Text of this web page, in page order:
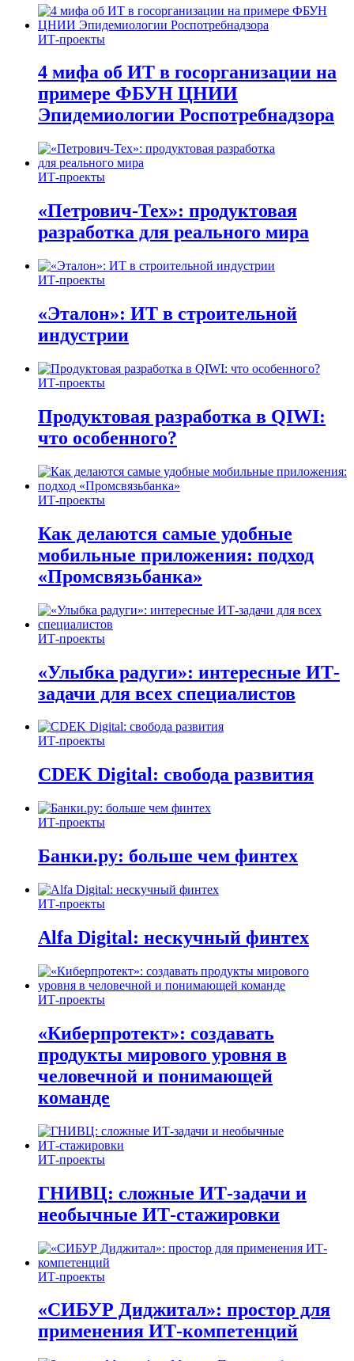
ИТ-проекты
4 мифа об ИТ в госорганизации на
примере ФБУН ЦНИИ
Эпидемиологии Роспотребнадзора
ИТ-проекты
«Петрович-Тех»: продуктовая
разработка для реального мира
ИТ-проекты
«Эталон»: ИТ в строительной
индустрии
ИТ-проекты
Продуктовая разработка в QIWI:
что особенного?
ИТ-проекты
Как делаются самые удобные
мобильные приложения: подход
«Промсвязьбанка»
ИТ-проекты
«Улыбка радуги»: интересные ИТ-
задачи для всех специалистов
ИТ-проекты
CDEK Digital: свобода развития
ИТ-проекты
Банки.ру: больше чем финтех
ИТ-проекты
Alfa Digital: нескучный финтех
ИТ-проекты
«Киберпротект»: создавать
продукты мирового уровня в
человечной и понимающей
команде
ИТ-проекты
ГНИВЦ: сложные ИТ‑задачи и
необычные ИТ‑стажировки
ИТ-проекты
«СИБУР Диджитал»: простор для
применения ИТ-компетенций